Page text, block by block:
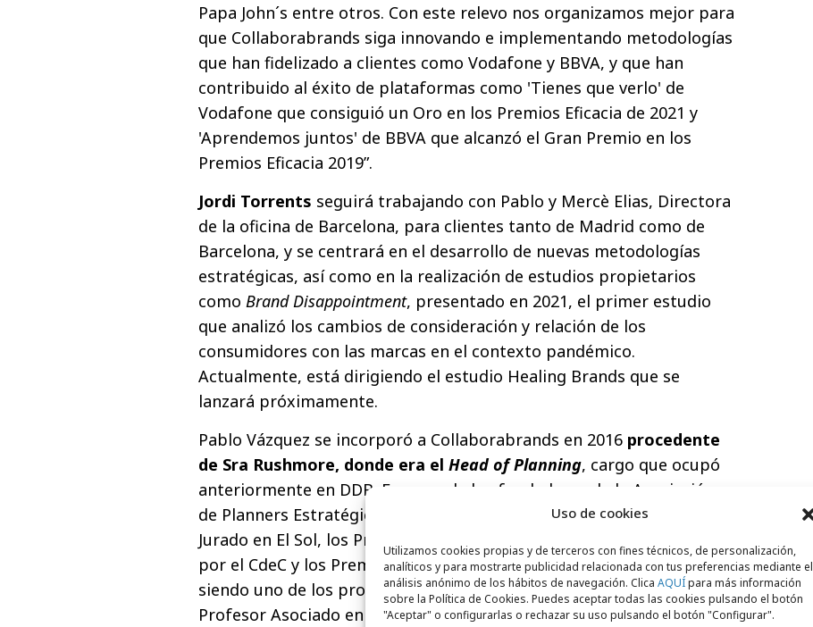
Uso de cookies
Utilizamos cookies propias y de terceros con fines técnicos, de personalización,
analíticos y para mostrarte publicidad relacionada con tus preferencias mediante el
análisis anónimo de los hábitos de navegación. Clica AQUÍpara más información
sobre la Política de Cookies. Puedes aceptar todas las cookies pulsando el botón
"Aceptar" o configurarlas o rechazar su uso pulsando el botón "Configurar".
Papa John´s entre otros. Con este relevo nos organizamos mejor para
que Collaborabrands siga innovando e implementando metodologías
que han fidelizado a clientes como Vodafone y BBVA, y que han
contribuido al éxito de plataformas como 'Tienes que verlo' de
Vodafone que consiguió un Oro en los Premios Eficacia de 2021 y
'Aprendemos juntos' de BBVA que alcanzó el Gran Premio en los
Premios Eficacia 2019”.
Jordi Torrents seguirá trabajando con Pablo y Mercè Elias, Directora
de la oficina de Barcelona, para clientes tanto de Madrid como de
Barcelona, y se centrará en el desarrollo de nuevas metodologías
estratégicas, así como en la realización de estudios propietarios
como Brand Disappointment, presentado en 2021, el primer estudio
que analizó los cambios de consideración y relación de los
consumidores con las marcas en el contexto pandémico.
Actualmente, está dirigiendo el estudio Healing Brands que se
lanzará próximamente.
Pablo Vázquez se incorporó a Collaborabrands en 2016 procedente
de Sra Rushmore, donde era el Head of Planning, cargo que ocupó
anteriormente en DDB. Fue uno de los fundadores de la Asociación
de Planners Estratégicos (APG) y ha sido Presidente de la misma.
Jurado en El Sol, los Premios Nacionales de Creatividad organizados
por el CdeC y los Premios Eficacia, donde ha recibido 25 galardones,
siendo uno de los profesionales con más “Efis” de España. Es además
Profesor Asociado en la Universidad Complutense de Madrid y tutor